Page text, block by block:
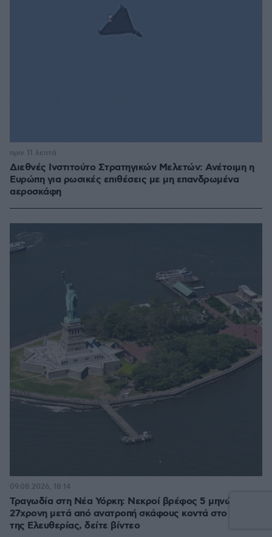
Διεθνές Ινστιτούτο Στρατηγικών Μελετών: Ανέτοιμη η
Ευρώπη για ρωσικές επιθέσεις με μη επανδρωμένα
αεροσκάφη
πριν 11 λεπτά
Τραγωδία στη Νέα Υόρκη: Νεκροί βρέφος 5 μηνών και
27χρονη μετά από ανατροπή σκάφους κοντά στο Νησί
της Ελευθερίας, δείτε βίντεο
09.08.2026, 18:14